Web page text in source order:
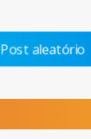
Post aleatório